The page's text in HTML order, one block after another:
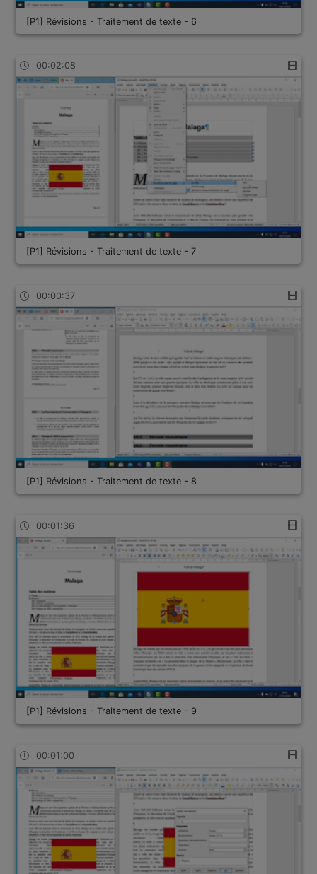
[P1] Révisions - Traitement de texte - 6
00:02:08
[P1] Révisions - Traitement de texte - 7
00:00:37
[P1] Révisions - Traitement de texte - 8
00:01:36
[P1] Révisions - Traitement de texte - 9
00:01:00